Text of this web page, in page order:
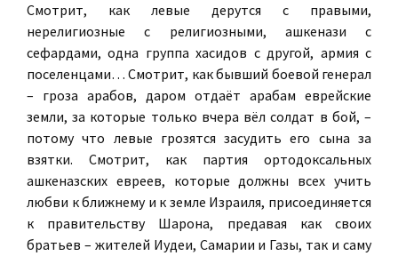
Смотрит, как левые дерутся с правыми,
нерелигиозные с религиозными, ашкенази с
сефардами, одна группа хасидов с другой, армия с
поселенцами… Смотрит, как бывший боевой генерал
– гроза арабов, даром отдаёт арабам еврейские
земли, за которые только вчера вёл солдат в бой, –
потому что левые грозятся засудить его сына за
взятки. Смотрит, как партия ортодоксальных
ашкеназских евреев, которые должны всех учить
любви к ближнему и к земле Израиля, присоединяется
к правительству Шарона, предавая как своих
братьев – жителей Иудеи, Самарии и Газы, так и саму